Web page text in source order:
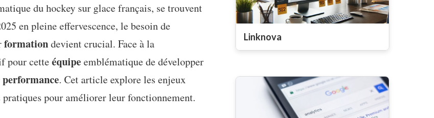
du hockey sur glace français, se trouvent
en pleine effervescence, le besoin de
formationdevient crucial. Face à la
pour cetteéquipeemblématique de développer
performance. Cet article explore les enjeux
pour améliorer leur fonctionnement.
Linknova